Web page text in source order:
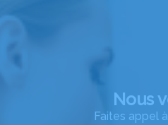
Marbrerie Bremand Pouzet
Nous
Faites appel